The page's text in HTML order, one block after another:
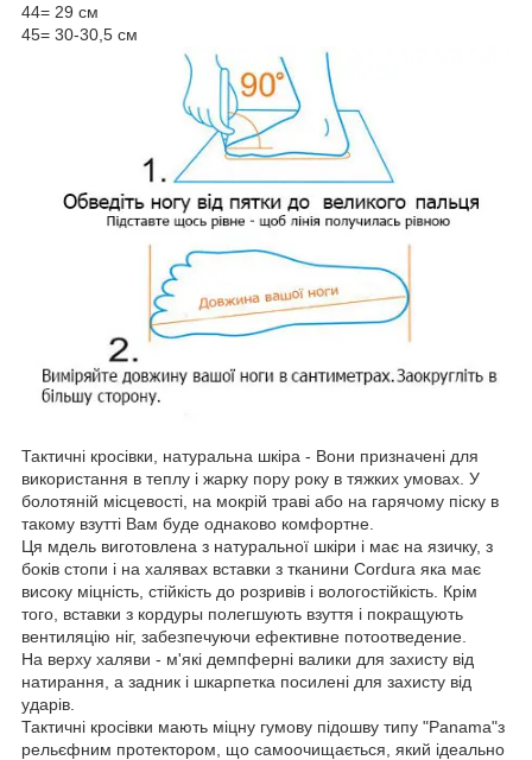
44= 29 см
45= 30-30,5 см
Тактичні кросівки, натуральна шкіра - Вони призначені для
використання в теплу і жарку пору року в тяжких умовах. У
болотяній місцевості, на мокрій траві або на гарячому піску в
такому взутті Вам буде однаково комфортне.
Ця мдель виготовлена ​​з натуральної шкіри і має на язичку, з
боків стопи і на халявах вставки з тканини Cordura яка має
високу міцність, стійкість до розривів і вологостійкість. Крім
того, вставки з кордуры полегшують взуття і покращують
вентиляцію ніг, забезпечуючи ефективне потоотведение.
На верху халяви - м'які демпферні валики для захисту від
натирання, а задник і шкарпетка посилені для захисту від
ударів.
Тактичні кросівки мають міцну гумову підошву типу "Panama"з
рельєфним протектором, що самоочищається, який ідеально